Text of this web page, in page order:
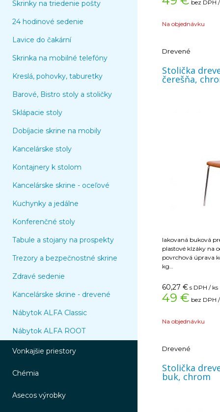
Skrinky na triedenie pošty
24 hodinové sedenie
Lavice do čakární
Skrinka na mobilné telefóny
Kreslá, pohovky, taburetky
Barové, Bistro stoly a stoličky
Sklápacie stoly
Dobíjacie skrine na mobily
Kancelárske stoly
Kontajnery k stolom
Kancelárske skrine - oceľové
Kuchynky a jedálne
Konferenčné stoly
Tabule a stojany na prospekty
Trezory a bezpečnostné skrine
Zdravé sedenie
Kancelárske skrine - drevené
Nábytok ALFA Classic
Nábytok ALFA ROOT
Vonkajšie priestory
Chémia
Asecos výrobky
Hĺbka: 38 cmbez DPH
Na objednávku
Drevené
Stolička drevená
čerešňa,
lakovaná buková
plastové klzáky na
povrchová úprava kostry
kg
Šírka: 40 cm
Výška: 87 cm
Hĺbka: 38 cm
60,27 € s DPH / ks
49 € bez DPH
Na objednávku
Drevené
Stolička drevená
buk, chrom